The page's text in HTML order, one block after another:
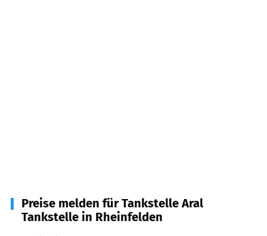
Preise melden für Tankstelle Aral
Tankstelle in Rheinfelden